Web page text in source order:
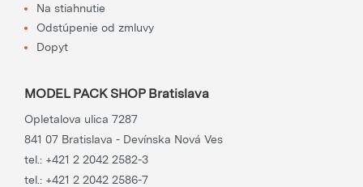
Na stiahnutie
Odstúpenie od zmluvy
Dopyt
MODEL PACK SHOP Bratislava
Opletalova ulica 7287
841 07 Bratislava - Devínska Nová Ves
tel.: +421 2 2042 2582-3
tel.: +421 2 2042 2586-7